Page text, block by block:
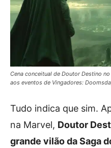
Cena conceitual de Doutor Destino
aos eventos de Vingadores:
Tudo indica que sim.
na Marvel, Doutor
grande vilão da Saga